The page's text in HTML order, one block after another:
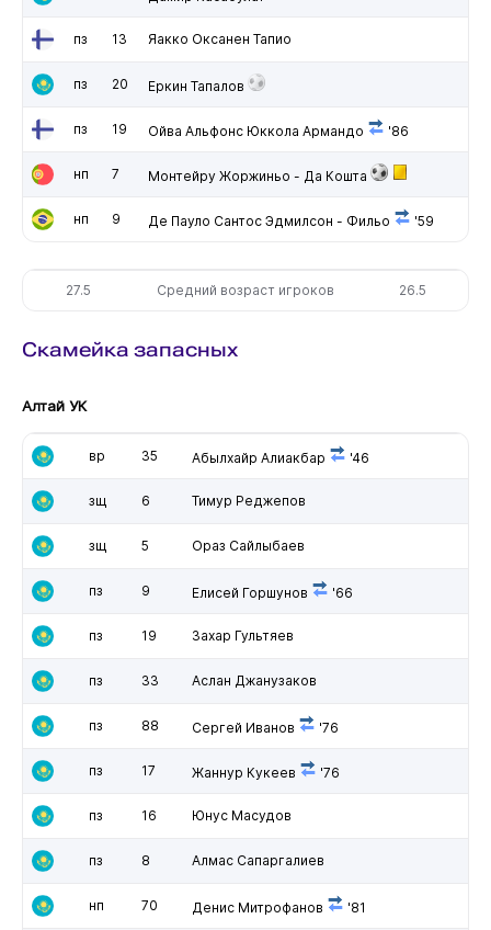
пз 13 Яакко Оксанен Тапио
пз 20 Еркин Тапалов
пз 19 Ойва Альфонс Юккола Армандо '86
нп 7 Монтейру Жоржиньо - Да Кошта
нп 9 Де Пауло Сантос Эдмилсон - Фильо '59
27.5 Средний возраст игроков 26.5
Скамейка запасных
Алтай УК
вр 35 Абылхайр Алиакбар '46
зщ 6 Тимур Реджепов
зщ 5 Ораз Сайлыбаев
пз 9 Елисей Горшунов '66
пз 19 Захар Гультяев
пз 33 Аслан Джанузаков
пз 88 Сергей Иванов '76
пз 17 Жаннур Кукеев '76
пз 16 Юнус Масудов
пз 8 Алмас Сапаргалиев
нп 70 Денис Митрофанов '81